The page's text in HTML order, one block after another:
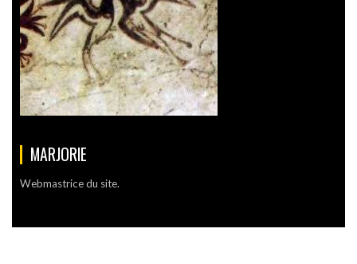
MARJORIE
Webmastrice du site.